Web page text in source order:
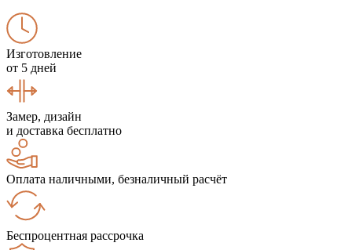
Изготовление
от 5 дней
Замер, дизайн
и доставка бесплатно
Оплата наличными, безналичный расчёт
Беспроцентная рассрочка